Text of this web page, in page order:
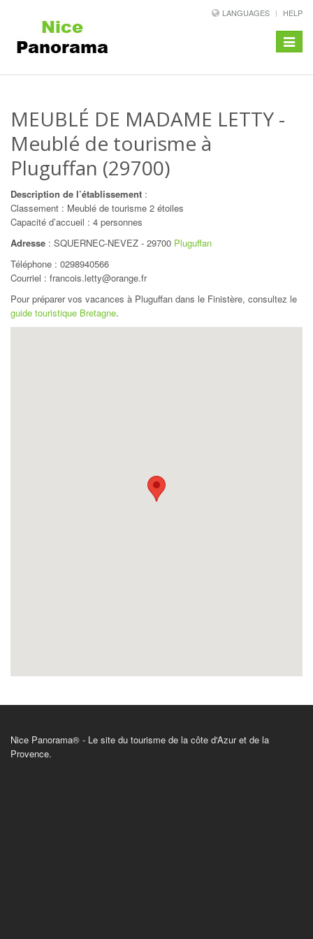
LANGUAGES HELP
Toggle
MEUBLÉ DE MADAME LETTY -
Meublé de tourisme à
Pluguffan (29700)
Description de l’établissement :
Classement : Meublé de tourisme 2 étoiles
Capacité d’accueil : 4 personnes
Adresse : SQUERNEC-NEVEZ - 29700 Pluguffan
Téléphone : 0298940566
Courriel : francois.letty@orange.fr
Pour préparer vos vacances à Pluguffan dans le Finistère, consultez le
guide touristique Bretagne.
Nice Panorama® - Le site du tourisme de la côte d'Azur et de la
Provence.